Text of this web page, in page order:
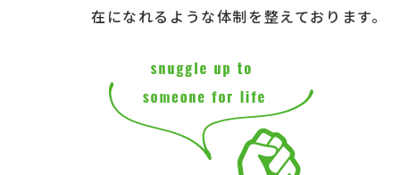
在になれるような体制を整えております。